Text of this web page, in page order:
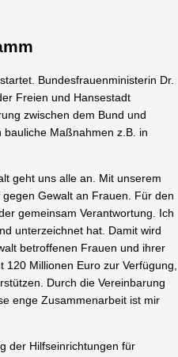
Bundesfrauenministerin Dr.
Freien und Hansestadt
zwischen dem Bund und
Maßnahmen z.B. in
geht uns alle an. Mit unserem
Gewalt an Frauen. Für den
gemeinsam Verantwortung. Ich
unterzeichnet hat. Damit wird
betroffenen Frauen und ihrer
Millionen Euro zur Verfügung,
Durch die Vereinbarung
enge Zusammenarbeit ist mir
der Hilfseinrichtungen für